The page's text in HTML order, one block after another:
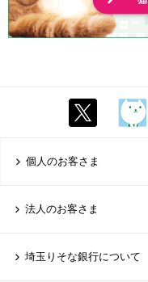
個人のお客さま
法人のお客さま
埼玉りそな銀行について